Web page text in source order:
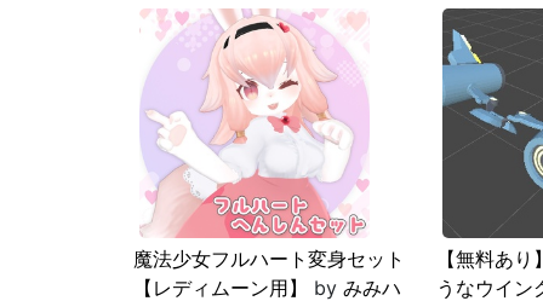
魔法少女フルハート変身セット
【レディムーン用】
by みみハ
【無料あ
うなウイン